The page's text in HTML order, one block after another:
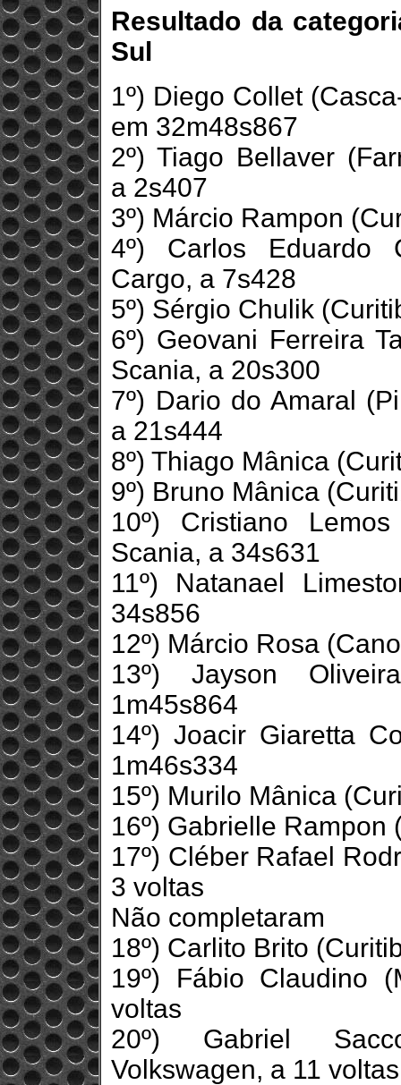
Resultado da
Sul
1º) Diego Collet
em 32m48s867
2º) Tiago Bellaver
a 2s407
3º) Márcio Rampon
4º) Carlos Eduardo
Cargo, a 7s428
5º) Sérgio Chulik
6º) Geovani Ferreira
Scania, a 20s300
7º) Dario do Amaral
a 21s444
8º) Thiago Mânica
9º) Bruno Mânica
10º) Cristiano
Scania, a 34s631
11º) Natanael
34s856
12º) Márcio Rosa
13º) Jayson
1m45s864
14º) Joacir Giaretta
1m46s334
15º) Murilo Mânica
16º) Gabrielle
17º) Cléber Rafael
3 voltas
Não completaram
18º) Carlito Brito
19º) Fábio Claudino
voltas
20º) Gabriel
Volkswagen, a 11 voltas